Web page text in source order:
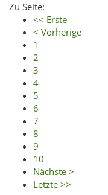
Zu Seite:
<< Erste
< Vorherige
1
2
3
4
5
6
7
8
9
10
Nächste >
Letzte >>